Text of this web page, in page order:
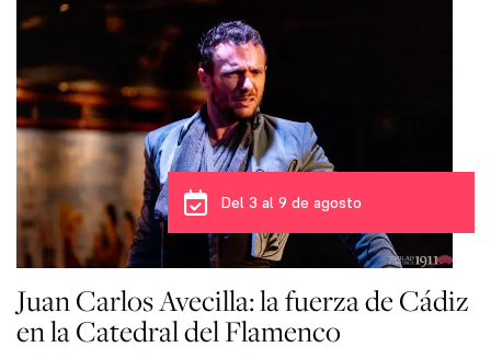
Del 3 al 9 de agosto
Juan Carlos Avecilla: la fuerza de Cádiz
en la Catedral del Flamenco